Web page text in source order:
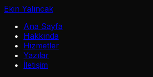
Ekin Yalıncak
Ana Sayfa
Hakkında
Hizmetler
Yazılar
İletişim